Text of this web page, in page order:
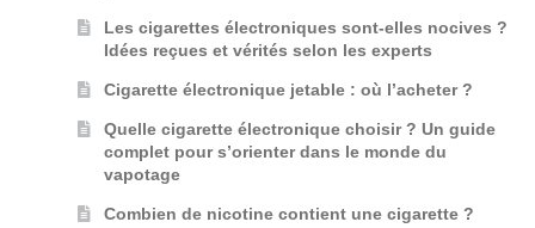
Les cigarettes électroniques sont-elles nocives ?
Idées reçues et vérités selon les experts
Cigarette électronique jetable : où l’acheter ?
Quelle cigarette électronique choisir ? Un guide
complet pour s’orienter dans le monde du
vapotage
Combien de nicotine contient une cigarette ?